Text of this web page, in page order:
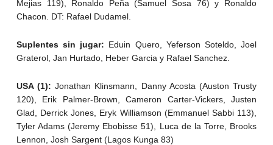
Mejias 119), Ronaldo Peña (Samuel Sosa 76) y Ronaldo
Chacon. DT: Rafael Dudamel.
Suplentes sin jugar: Eduin Quero, Yeferson Soteldo, Joel
Graterol, Jan Hurtado, Heber Garcia y Rafael Sanchez.
USA (1): Jonathan Klinsmann, Danny Acosta (Auston Trusty
120), Erik Palmer-Brown, Cameron Carter-Vickers, Justen
Glad, Derrick Jones, Eryk Williamson (Emmanuel Sabbi 113),
Tyler Adams (Jeremy Ebobisse 51), Luca de la Torre, Brooks
Lennon, Josh Sargent (Lagos Kunga 83)